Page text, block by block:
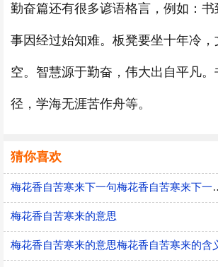
勤奋篇还有很多谚语格言，例如：书
事因经过始知难。板凳要坐十年冷，
空。智慧源于勤奋，伟大出自平凡
径，学海无涯苦作舟等。
猜你喜欢
梅花香自苦寒来
梅花香自苦寒来的意思
梅花香自苦寒来的意思梅花香自苦寒来的含